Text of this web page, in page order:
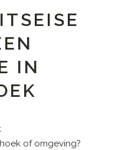
IN
of omgeving?